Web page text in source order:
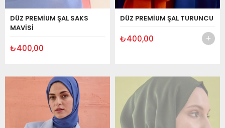
DÜZ PREMİUM ŞAL SAKS
MAVİSİ
₺400,00
DÜZ PREMİUM ŞAL TURUNCU
₺400,00